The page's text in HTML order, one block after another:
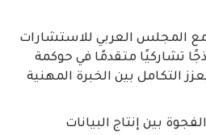
المجلس العربي للاستشارات
تشاركيًا متقدمًا في حوكمة
التكامل بين الخبرة المهنية
بين إنتاج البيانات